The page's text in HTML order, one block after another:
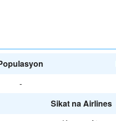
-
Sikat na Airlines